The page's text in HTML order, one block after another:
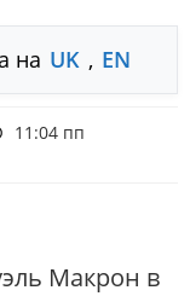
на UK , EN
11:04 пп
Макрон в